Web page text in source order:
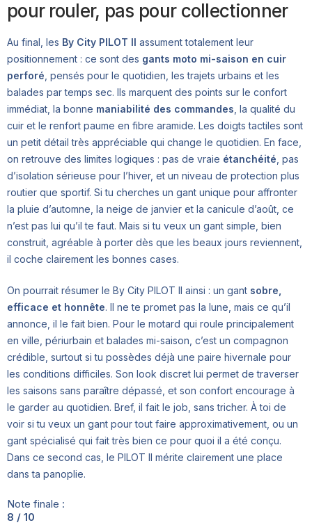
pour rouler, pas pour collectionner
Au final, les By City PILOT II assument totalement leur
positionnement : ce sont des gants moto mi-saison en cuir
perforé , pensés pour le quotidien, les trajets urbains et les
balades par temps sec. Ils marquent des points sur le confort
immédiat, la bonne maniabilité des commandes , la qualité du
cuir et le renfort paume en fibre aramide. Les doigts tactiles sont
un petit détail très appréciable qui change le quotidien. En face,
on retrouve des limites logiques : pas de vraie étanchéité , pas
d’isolation sérieuse pour l’hiver, et un niveau de protection plus
routier que sportif. Si tu cherches un gant unique pour affronter
la pluie d’automne, la neige de janvier et la canicule d’août, ce
n’est pas lui qu’il te faut. Mais si tu veux un gant simple, bien
construit, agréable à porter dès que les beaux jours reviennent,
il coche clairement les bonnes cases.
On pourrait résumer le By City PILOT II ainsi : un gant sobre,
efficace et honnête. Il ne te promet pas la lune, mais ce qu’il
annonce, il le fait bien. Pour le motard qui roule principalement
en ville, périurbain et balades mi-saison, c’est un compagnon
crédible, surtout si tu possèdes déjà une paire hivernale pour
les conditions difficiles. Son look discret lui permet de traverser
les saisons sans paraître dépassé, et son confort encourage à
le garder au quotidien. Bref, il fait le job, sans tricher. À toi de
voir si tu veux un gant pour tout faire approximativement, ou un
gant spécialisé qui fait très bien ce pour quoi il a été conçu.
Dans ce second cas, le PILOT II mérite clairement une place
dans ta panoplie.
Note finale :
8 / 10